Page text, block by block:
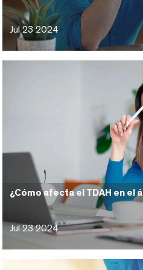
Jul 23 2024
¿Cómo afecta el TDAH en el
Jul 23 2024